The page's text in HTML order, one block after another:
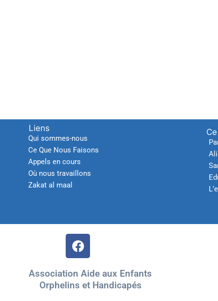
Liens
Qui sommes-nous
Ce Que Nous Faisons
Appels en cours
Où nous travaillons
Zakat al maal
Association Aide aux Enfants
Orphelins et Handicapés